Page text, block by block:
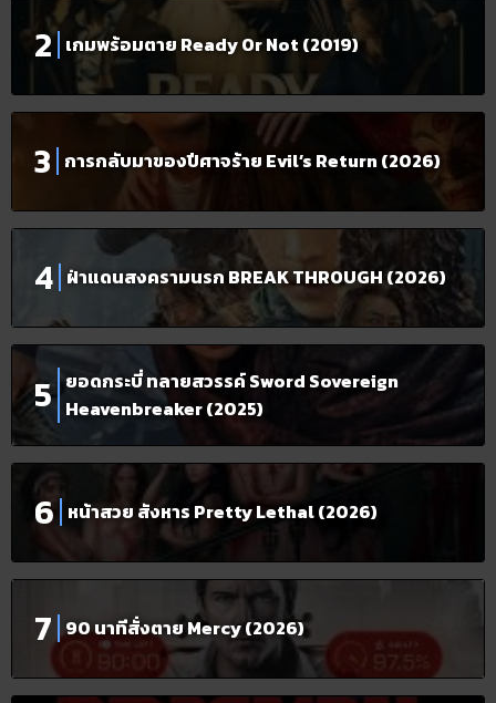
เกมพร้อมตาย Ready Or Not (2019)
การกลับมาของปีศาจร้าย Evil’s Return (2026)
ฝ่าแดนสงครามนรก BREAK THROUGH (2026)
ยอดกระบี่ ทลายสวรรค์ Sword Sovereign
Heavenbreaker (2025)
หน้าสวย สังหาร Pretty Lethal (2026)
90 นาทีสั่งตาย Mercy (2026)